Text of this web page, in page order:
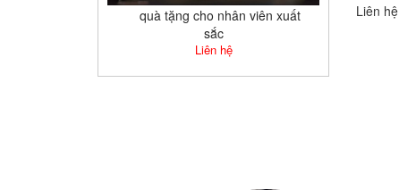
quà tặng cho nhân viên xuất
sắc
Liên hệ
Liên hệ